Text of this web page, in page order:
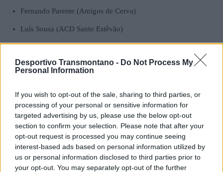
Desportivo Transmontano - Do Not Process My
Personal Information
If you wish to opt-out of the sale, sharing to third parties, or
processing of your personal or sensitive information for
targeted advertising by us, please use the below opt-out
section to confirm your selection. Please note that after your
opt-out request is processed you may continue seeing
interest-based ads based on personal information utilized by
us or personal information disclosed to third parties prior to
your opt-out. You may separately opt-out of the further
Fernando Parente (Amigos de Cerva)
Luís Sousa (ACD Santo Estêvão)
Tiago Xavier (GDC Salto)
Mérito Desportivo – Atleta
Sara Oliveira (Mondinense FC)
Ana Batista (ACD Santo Estêvão)
Mérito Desportivo – Atleta Futsal Sénior Masculino
Pedro Carneiro (GDC Salto)